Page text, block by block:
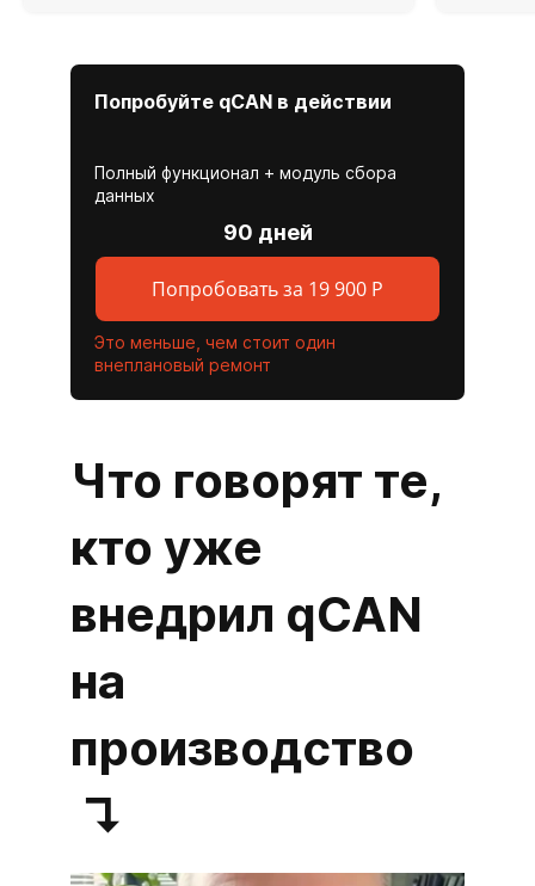
Попробуйте qCAN в действии
Полный функционал + модуль сбора
данных
90 дней
Попробовать за 19 900 Р
Это меньше, чем стоит один
внеплановый ремонт
Что говорят те,
кто уже
внедрил qCAN
на
производство
↴